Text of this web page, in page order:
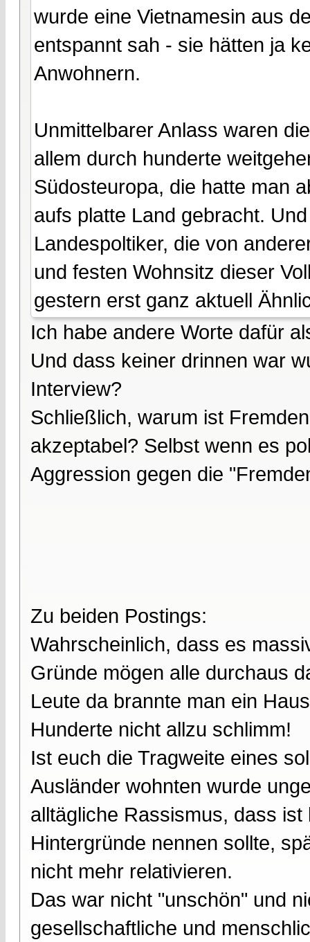
wurde eine Vietnamesin aus
entspannt sah - sie hätten ja
Anwohnern.
Unmittelbarer Anlass waren
allem durch hunderte
Südosteuropa, die hatte man
aufs platte Land gebracht.
Landespoltiker, die von
und festen Wohnsitz dieser
gestern erst ganz aktuell
Ich habe andere Worte dafür
Und dass keiner drinnen war
Interview?
Schließlich, warum ist
akzeptabel? Selbst wenn es
Aggression gegen die
Zu beiden Postings:
Wahrscheinlich, dass es
Gründe mögen alle durchaus
Leute da brannte man ein
Hunderte nicht allzu schlimm!
Ist euch die Tragweite eines
Ausländer wohnten wurde
alltägliche Rassismus, dass
Hintergründe nennen sollte,
nicht mehr relativieren.
Das war nicht "unschön" und
gesellschaftliche und